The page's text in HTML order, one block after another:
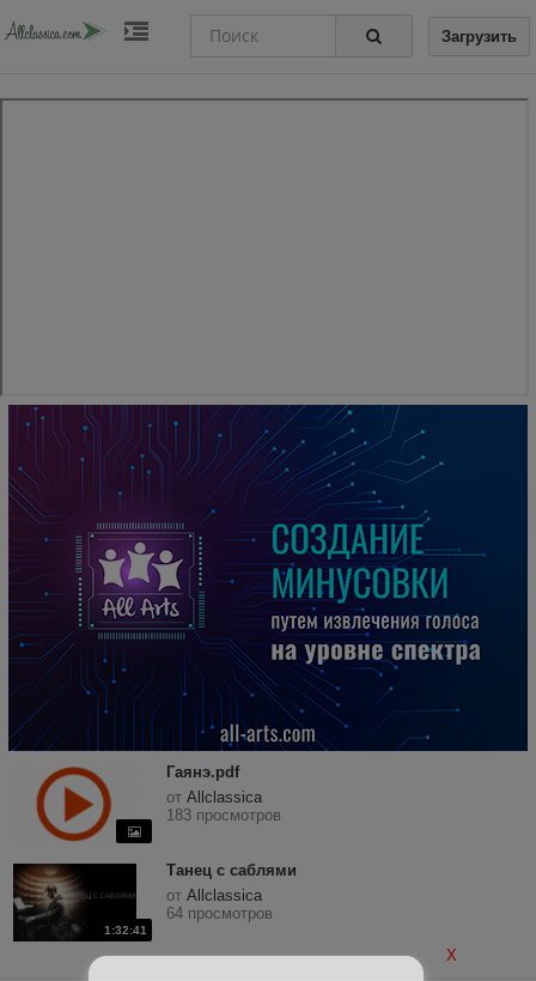
Загрузить
Гаянэ.pdf
от Allclassica
183 просмотров
1:32:41
Танец с саблями
от Allclassica
64 просмотров
X